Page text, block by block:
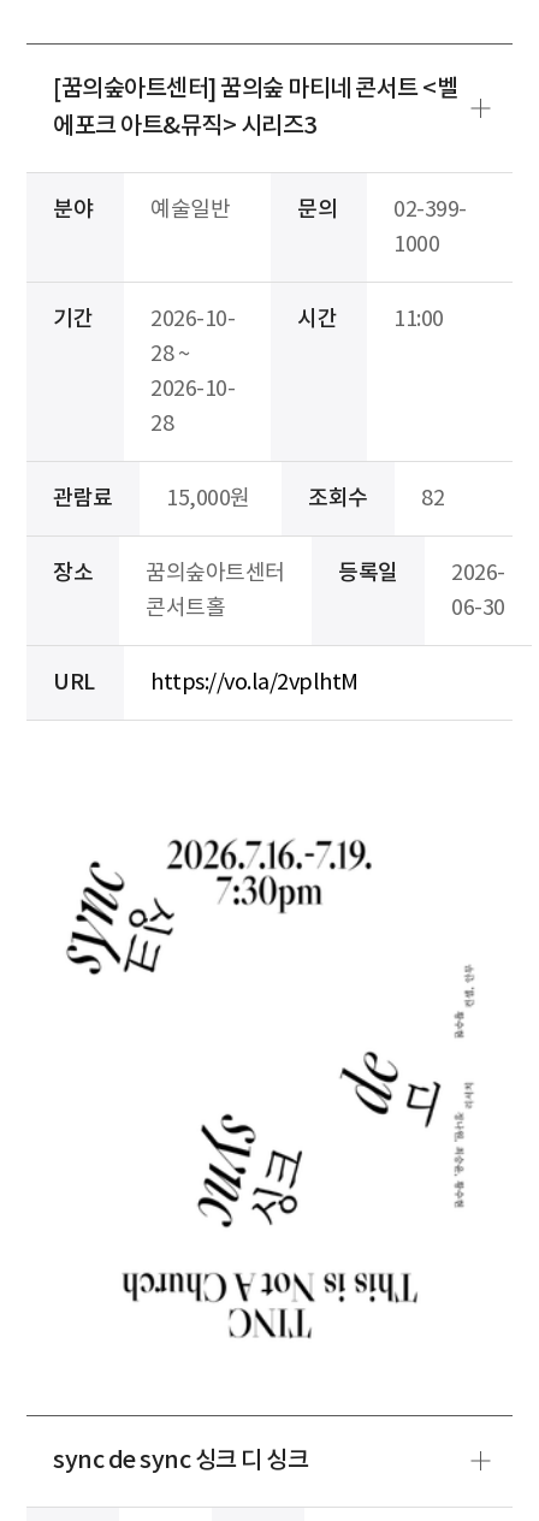
[꿈의숲아트센터] 꿈의숲 마티네 콘서트 <벨
에포크 아트&뮤직> 시리즈3
분야 예술일반 문의
02-399-
1000
기간
2026-10-
28 ~
2026-10-
28
시간 11:00
관람료 15,000원 조회수 82
장소
꿈의숲아트센터
콘서트홀
등록일
2026-
06-30
URL https://vo.la/2vplhtM
sync de sync 싱크 디 싱크